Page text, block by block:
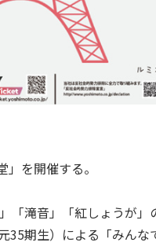
を開催する。
滝音」「紅しょうが」
期生）による「みん